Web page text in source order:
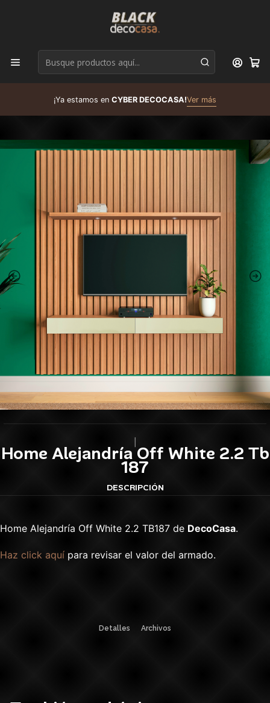
¡Ya estamos en CYBER DECOCASA!Ver más
Home Alejandría Off White 2.2 Tb
187
DESCRIPCIÓN
Home Alejandría Off White 2.2 TB187 de DecoCasa.
Haz click aquí para revisar el valor del armado.
Detalles Archivos